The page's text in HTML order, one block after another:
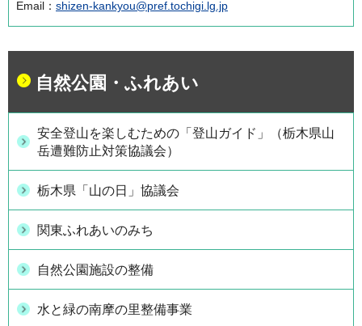
Email： shizen-kankyou@pref.tochigi.lg.jp
自然公園・ふれあい
安全登山を楽しむための「登山ガイド」（栃木県山
岳遭難防止対策協議会）
栃木県「山の日」協議会
関東ふれあいのみち
自然公園施設の整備
水と緑の南摩の里整備事業